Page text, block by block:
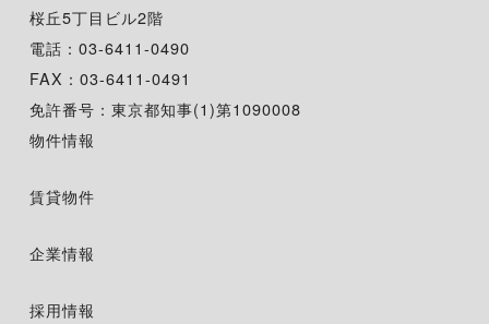
桜丘5丁目ビル2階
電話：03-6411-0490
FAX：03-6411-0491
免許番号：東京都知事(1)第1090008
物件情報
賃貸物件
企業情報
採用情報